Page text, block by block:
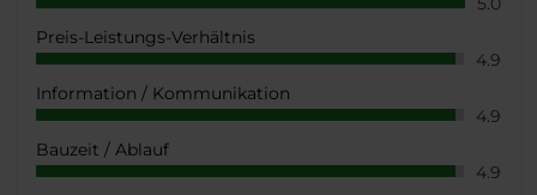
Preis-Leistungs-Verhältnis
4.9
Information / Kommunikation
4.9
Bauzeit / Ablauf
4.9